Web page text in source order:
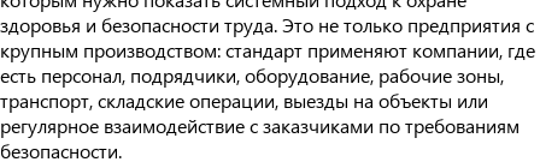
здоровья и безопасности труда. Это не только предприятия с
крупным производством: стандарт применяют компании, где
есть персонал, подрядчики, оборудование, рабочие зоны,
транспорт, складские операции, выезды на объекты или
регулярное взаимодействие с заказчиками по требованиям
безопасности.